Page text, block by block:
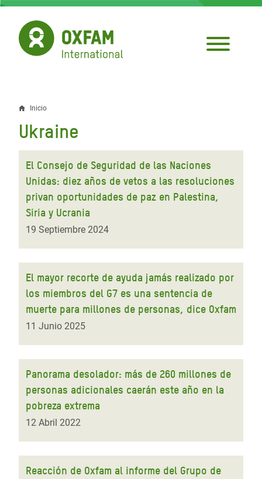
Pasar
contenido
principal
Sobrescribir
enlaces
de
ayuda
la
Inicio
Ukraine
El Consejo de Seguridad de las Naciones
Unidas: diez años de vetos a las resoluciones
privan oportunidades de paz en Palestina,
Siria y Ucrania
19 Septiembre 2024
El mayor recorte de ayuda jamás realizado por
los miembros del G7 es una sentencia de
muerte para millones de personas, dice Oxfam
11 Junio 2025
Panorama desolador: más de 260 millones de
personas adicionales caerán este año en la
pobreza extrema
12 Abril 2022
Reacción de Oxfam al informe del Grupo de